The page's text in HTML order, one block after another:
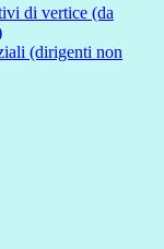
di vertice (da
(dirigenti non